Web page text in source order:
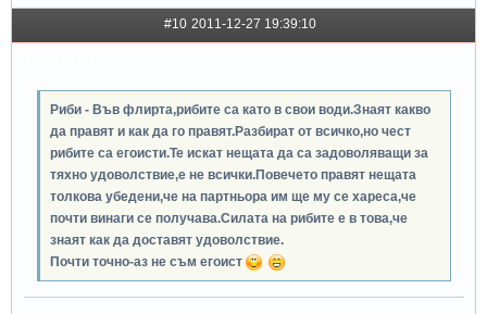
#10 2011-12-27 19:39:10
Риби - Във флирта,рибите са като в свои води.Знаят какво
да правят и как да го правят.Разбират от всичко,но чест
рибите са егоисти.Те искат нещата да са задоволяващи за
тяхно удоволствие,е не всички.Повечето правят нещата
толкова убедени,че на партньора им ще му се хареса,че
почти винаги се получава.Силата на рибите е в това,че
знаят как да доставят удоволствие.
Почти точно-аз не съм егоист